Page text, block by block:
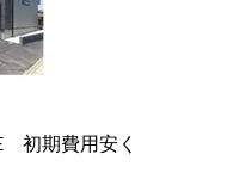
初期費用安く